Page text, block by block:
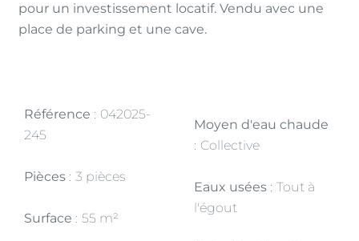
pour un investissement locatif. Vendu avec une
place de parking et une cave.
Référence
042025-
245
Pièces 3 pièces
Surface 55 m²
Moyen d'eau chaude
Collective
Eaux usées
Tout à
l'égout